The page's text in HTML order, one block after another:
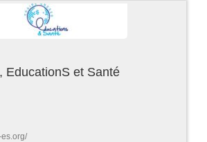
EducationS et Santé